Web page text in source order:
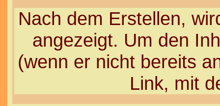
Nach dem Erstellen,
angezeigt. Um den
(wenn er nicht bereits
Link, mit